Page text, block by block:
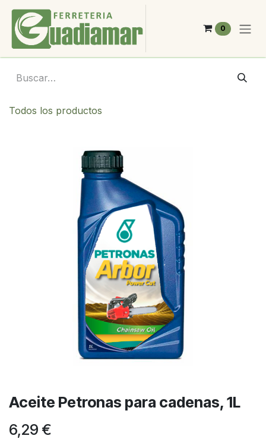
Ir al contenido
0
Todos los productos
Aceite Petronas para cadenas, 1L
6,29 €